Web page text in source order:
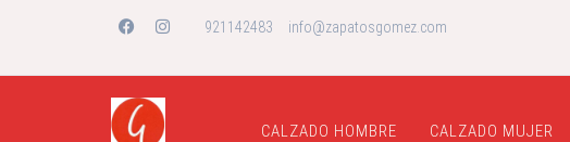
921142483 info@zapatosgomez.com
CALZADO HOMBRE CALZADO MUJER